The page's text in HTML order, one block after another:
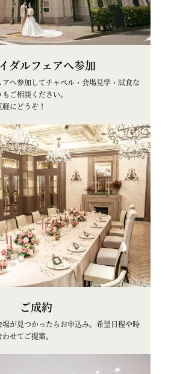
ダルフェアへ参加
へ参加してチャペル・会場見学・試食な
ご相談ください。
にどうぞ！
ご成約
が見つかったらお申込み。希望日程や時
せてご提案。